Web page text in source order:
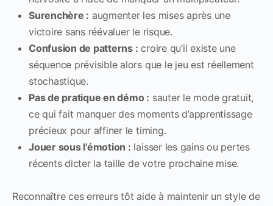
Surenchère : augmenter les mises après une
victoire sans réévaluer le risque.
Confusion de patterns : croire qu’il existe une
séquence prévisible alors que le jeu est réellement
stochastique.
Pas de pratique en démo : sauter le mode gratuit,
ce qui fait manquer des moments d’apprentissage
précieux pour affiner le timing.
Jouer sous l’émotion : laisser les gains ou pertes
récents dicter la taille de votre prochaine mise.
Reconnaître ces erreurs tôt aide à maintenir un style de